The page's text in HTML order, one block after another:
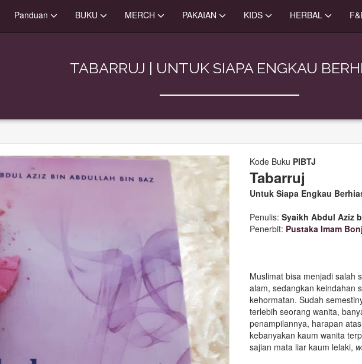
Panduan BUKU MERCH PAKAIAN KIDS HERBAL
TABARRUJ | UNTUK SIAPA ENGKAU
Kode Buku PIBTJ
Tabarruj
Untuk Siapa Engkau
Penulis:Syaikh Abdul Aziz
Penerbit: Pustaka Imam
Muslimat bisa menjadi salah
alam, sedangkan keindahan
kehormatan. Sudah
terlebih seorang wanita,
penampilannya, harapan
kebanyakan kaum wanita
sajian mata liar kaum lelaki,